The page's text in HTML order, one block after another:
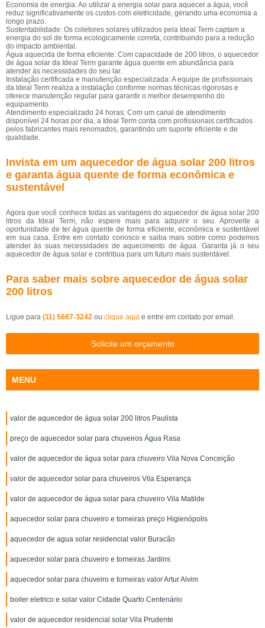
Economia de energia: Ao utilizar a energia solar para aquecer a água, você
reduz significativamente os custos com eletricidade, gerando uma economia a
longo prazo.
Sustentabilidade: Os coletores solares utilizados pela Ideal Term captam a
energia do sol de forma ecologicamente correta, contribuindo para a redução
do impacto ambiental.
Água aquecida de forma eficiente: Com capacidade de 200 litros, o aquecedor
de água solar da Ideal Term garante água quente em abundância para
atender às necessidades do seu lar.
Instalação certificada e manutenção especializada: A equipe de profissionais
da Ideal Term realiza a instalação conforme normas técnicas rigorosas e
oferece manutenção regular para garantir o melhor desempenho do
equipamento.
Atendimento especializado 24 horas: Com um canal de atendimento
disponível 24 horas por dia, a Ideal Term conta com profissionais certificados
pelos fabricantes mais renomados, garantindo um suporte eficiente e de
qualidade.
Invista em um aquecedor de água solar 200 litros
e garanta água quente de forma econômica e
sustentável
Agora que você conhece todas as vantagens do aquecedor de água solar 200
litros da Ideal Term, não espere mais para adquirir o seu. Aproveite a
oportunidade de ter água quente de forma eficiente, econômica e sustentável
em sua casa. Entre em contato conosco e saiba mais sobre como podemos
atender às suas necessidades de aquecimento de água. Garanta já o seu
aquecedor de água solar e contribua para um futuro mais sustentável.
Para saber mais sobre aquecedor de água solar
200 litros
Ligue para (11) 5667-3242 ou clique aqui e entre em contato por email.
Solicite um orçamento
MENU
valor de aquecedor de água solar 200 litros Paulista
preço de aquecedor solar para chuveiros Água Rasa
valor de aquecedor de água solar para chuveiro Vila Nova Conceição
valor de aquecedor solar para chuveiros Vila Esperança
valor de aquecedor de água solar para chuveiro Vila Matilde
aquecedor solar para chuveiro e torneiras preço Higienópolis
aquecedor de agua solar residencial valor Buracão
aquecedor solar para chuveiro e torneiras Jardins
aquecedor solar para chuveiro e torneiras valor Artur Alvim
boiler eletrico e solar valor Cidade Quarto Centenário
valor de aquecedor residencial solar Vila Prudente